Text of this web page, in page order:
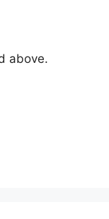
above.